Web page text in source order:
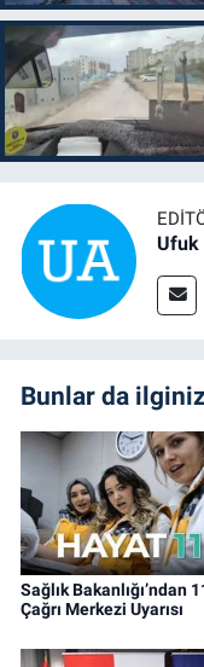
Ufuk
Bunlar da
Sağlık Bakanlığı’ndan
Çağrı Merkezi Uyarısı